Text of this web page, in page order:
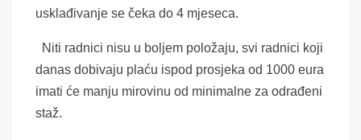
usklađivanje se čeka do 4 mjeseca.
Niti radnici nisu u boljem položaju, svi radnici koji
danas dobivaju plaću ispod prosjeka od 1000 eura
imati će manju mirovinu od minimalne za odrađeni
staž.